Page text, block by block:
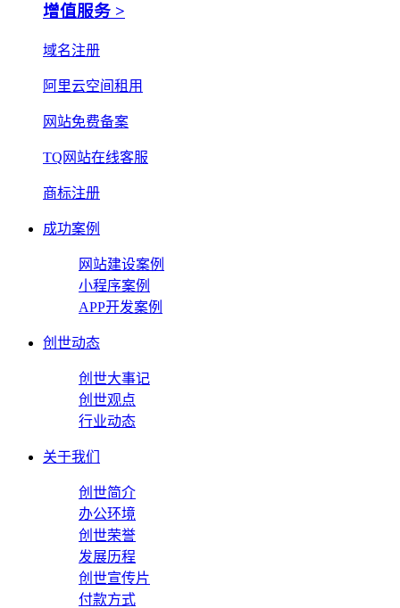
增值服务 >
域名注册
阿里云空间租用
网站免费备案
TQ网站在线客服
商标注册
成功案例
网站建设案例
小程序案例
APP开发案例
创世动态
创世大事记
创世观点
行业动态
关于我们
创世简介
办公环境
创世荣誉
发展历程
创世宣传片
付款方式